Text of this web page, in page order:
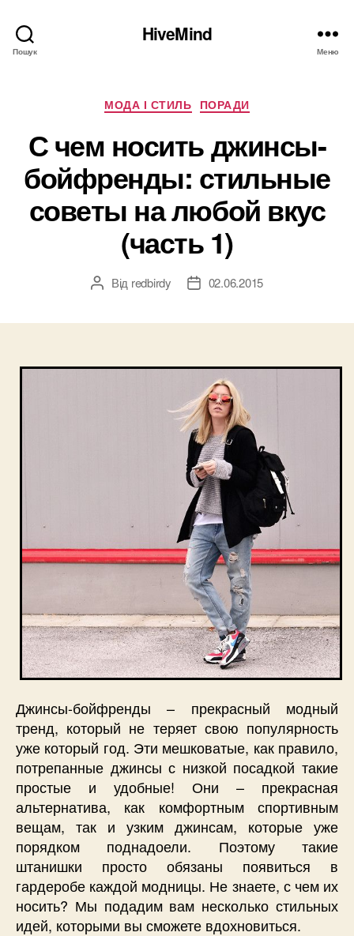
Пошук
HiveMind
Меню
Категорії
МОДА І СТИЛЬ ПОРАДИ
С чем носить джинсы-
бойфренды: стильные
советы на любой вкус
(часть 1)
Автор
Від redbirdy
Дата02.06.2015
Джинсы-бойфренды – прекрасный модный
тренд, который не теряет свою популярность
уже который год. Эти мешковатые, как правило,
потрепанные джинсы с низкой посадкой такие
простые и удобные! Они – прекрасная
альтернатива, как комфортным спортивным
вещам, так и узким джинсам, которые уже
порядком поднадоели. Поэтому такие
штанишки просто обязаны появиться в
гардеробе каждой модницы. Не знаете, с чем их
носить? Мы подадим вам несколько стильных
идей, которыми вы сможете вдохновиться.